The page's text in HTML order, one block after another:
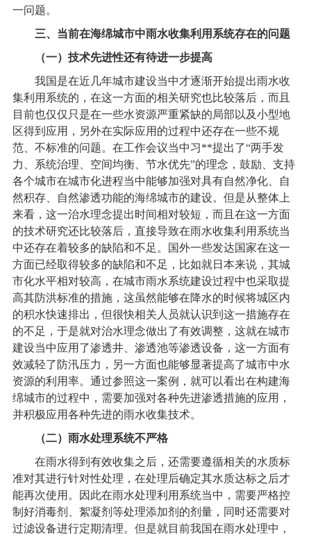
一问题。
三、当前在海绵城市中雨水收集利用系统存在的问题
（一）技术先进性还有待进一步提高
我国是在近几年城市建设当中才逐渐开始提出雨水收
集利用系统的，在这一方面的相关研究也比较落后，而且
目前也仅仅只是在一些水资源严重紧缺的局部以及小型地
区得到应用，另外在实际应用的过程中还存在一些不规
范、不标准的问题。在工作会议当中习**提出了“两手发
力、系统治理、空间均衡、节水优先”的理念，鼓励、支持
各个城市在城市化进程当中能够加强对具有自然净化、自
然积存、自然渗透功能的海绵城市的建设。但是从整体上
来看，这一治水理念提出时间相对较短，而且在这一方面
的技术研究还比较落后，直接导致在雨水收集利用系统当
中还存在着较多的缺陷和不足。国外一些发达国家在这一
方面已经取得较多的缺陷和不足，比如就日本来说，其城
市化水平相对较高，在城市雨水系统建设过程中也采取提
高其防洪标准的措施，这虽然能够在降水的时候将城区内
的积水快速排出，但很快相关人员就认识到这一措施存在
的不足，于是就对治水理念做出了有效调整，这就在城市
建设当中应用了渗透井、渗透池等渗透设备，这一方面有
效减轻了防汛压力，另一方面也能够显著提高了城市中水
资源的利用率。通过参照这一案例，就可以看出在构建海
绵城市的过程中，需要加强对各种先进渗透措施的应用，
并积极应用各种先进的雨水收集技术。
（二）雨水处理系统不严格
在雨水得到有效收集之后，还需要遵循相关的水质标
准对其进行针对性处理，在处理后确定其水质达标之后才
能再次使用。因此在雨水处理利用系统当中，需要严格控
制好消毒剂、絮凝剂等处理添加剂的剂量，同时还需要对
过滤设备进行定期清理。但是就目前我国在雨水处理中，